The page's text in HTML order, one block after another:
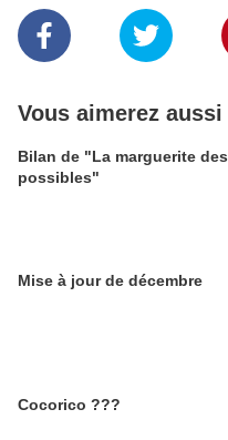
Vous aimerez aussi
Bilan de "La marguerite des
possibles"
Mise à jour de décembre
Cocorico ???